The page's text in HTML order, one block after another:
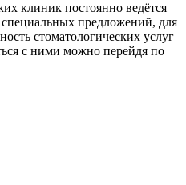
клиник постоянно ведётся
предложений, для
стоматологических услуг
с ними можно перейдя по